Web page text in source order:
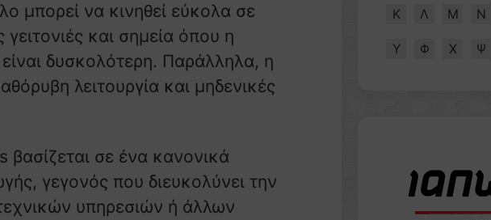
μπορεί να κινηθεί εύκολα σε
και σημεία όπου η
δυσκολότερη. Παράλληλα, η
λειτουργία και μηδενικές
βασίζεται σε ένα κανονικά
γεγονός που διευκολύνει την
υπηρεσιών ή άλλων
Κ Λ Μ Ν
Υ Φ Χ Ψ